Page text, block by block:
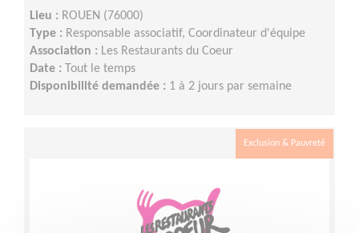
Lieu : ROUEN (76000)
Type : Responsable associatif, Coordinateur d'équipe
Association : Les Restaurants du Coeur
Date : Tout le temps
Disponibilité demandée : 1 à 2 jours par semaine
Exclusion & Pauvreté